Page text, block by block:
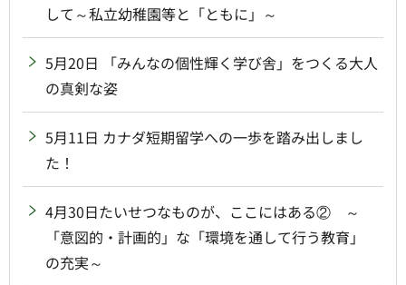
して～私立幼稚園等と「ともに」～
5月20日 「みんなの個性輝く学び舎」をつくる大人
の真剣な姿
5月11日 カナダ短期留学への一歩を踏み出しまし
た！
4月30日たいせつなものが、ここにはある② ～
「意図的・計画的」な「環境を通して行う教育」
の充実～